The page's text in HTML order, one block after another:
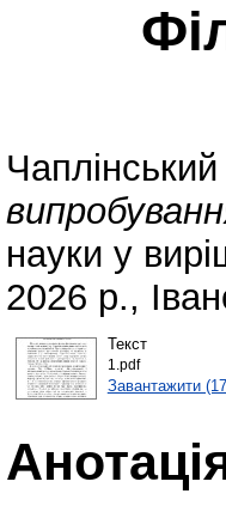
науки у
2026 р.,
Текст
1.pdf
Завантажити